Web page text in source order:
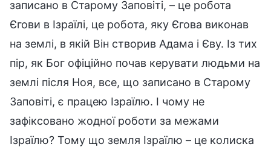
записано в Старому Заповіті, – це робота
Єгови в Ізраїлі, це робота, яку Єгова виконав
на землі, в якій Він створив Адама і Єву. Із тих
пір, як Бог офіційно почав керувати людьми на
землі після Ноя, все, що записано в Старому
Заповіті, є працею Ізраїлю. І чому не
зафіксовано жодної роботи за межами
Ізраїлю? Тому що земля Ізраїлю – це колиска